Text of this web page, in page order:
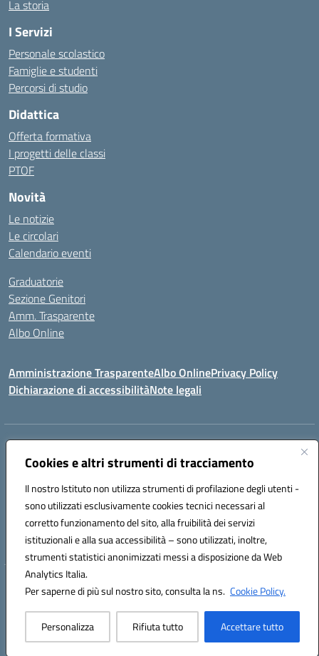
Cookies e altri strumenti di tracciamento
Il nostro Istituto non utilizza strumenti di profilazione degli utenti -
sono utilizzati esclusivamente cookies tecnici necessari al
corretto funzionamento del sito, alla fruibilità dei servizi
istituzionali e alla sua accessibilità – sono utilizzati, inoltre,
strumenti statistici anonimizzati messi a disposizione da Web
Analytics Italia.
Per saperne di più sul nostro sito, consulta la ns. Cookie Policy.
Personalizza Rifiuta tutto Accettare tutto
La storia
I Servizi
Personale scolastico
Famiglie e studenti
Percorsi di studio
Didattica
Offerta formativa
I progetti delle classi
PTOF
Novità
Le notizie
Le circolari
Calendario eventi
Graduatorie
Sezione Genitori
Amm. Trasparente
Albo Online
Amministrazione TrasparenteAlbo OnlinePrivacy Policy
Dichiarazione di accessibilitàNote legali
Indirizzo:
Centralino:0823/718125 Email:bnic839008@istruzione.it
Codice fiscale: 92029030621
Codice meccanografico:
BNIC839008
Codice unico di fatturazione (CUF): UFSWAV
Hosting & Powered by 3D Solution S.r.l.
Concept & Design by Designers Italia